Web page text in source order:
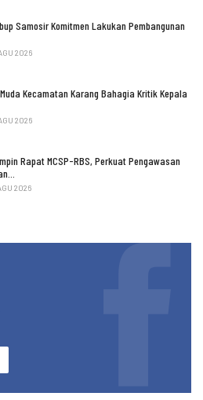
Samosir Komitmen Lakukan Pembangunan
2026
Kecamatan Karang Bahagia Kritik Kepala
2026
Rapat MCSP-RBS, Perkuat Pengawasan
2026